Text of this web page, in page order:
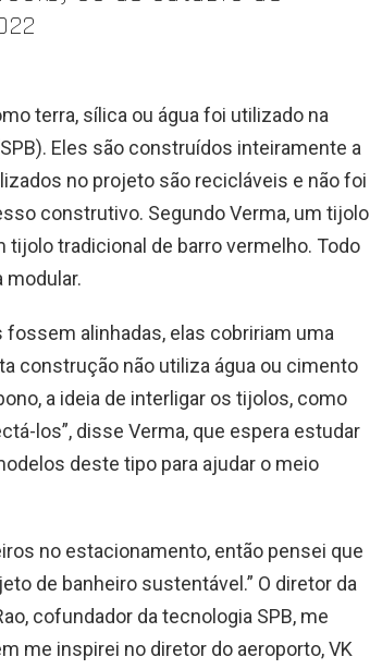
terra, sílica ou água foi utilizado na
Eles são construídos inteiramente a
no projeto são recicláveis ​​e não foi
construtivo. Segundo Verma, um tijolo
tradicional de barro vermelho. Todo
alinhadas, elas cobririam uma
construção não utiliza água ou cimento
a ideia de interligar os tijolos, como
los”, disse Verma, que espera estudar
deste tipo para ajudar o meio
no estacionamento, então pensei que
de banheiro sustentável.” O diretor da
cofundador da tecnologia SPB, me
me inspirei no diretor do aeroporto, VK